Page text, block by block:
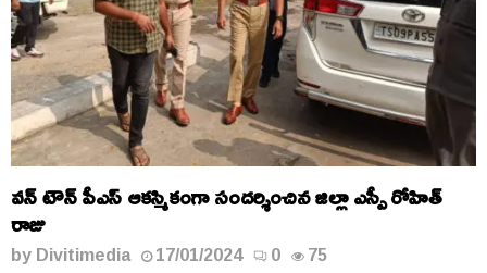
వన్ టౌన్ పీఎస్ ఆకస్మికంగా సందర్శించిన జిల్లా ఎస్పీ రోహిత్
రాజు
byDivitimedia 17/01/2024 0 75